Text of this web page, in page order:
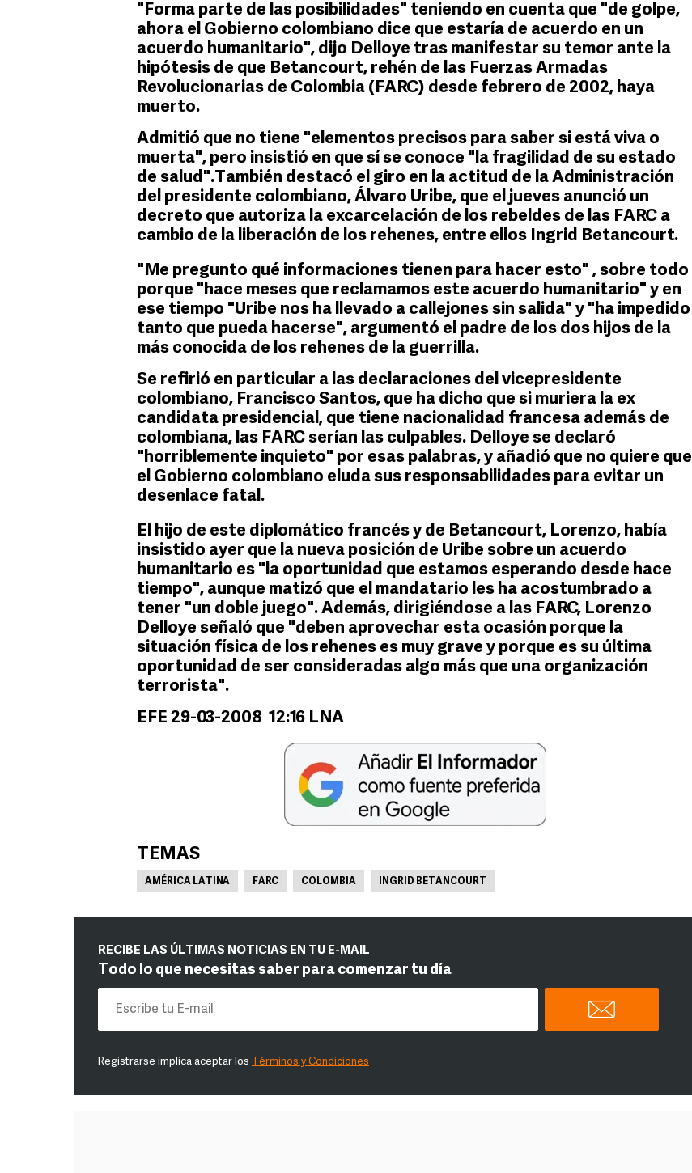
"Forma parte de las posibilidades" teniendo en cuenta que "de golpe,
ahora el Gobierno colombiano dice que estaría de acuerdo en un
acuerdo humanitario", dijo Delloye tras manifestar su temor ante la
hipótesis de que Betancourt, rehén de las Fuerzas Armadas
Revolucionarias de Colombia (FARC) desde febrero de 2002, haya
muerto.
Admitió que no tiene "elementos precisos para saber si está viva o
muerta", pero insistió en que sí se conoce "la fragilidad de su estado
de salud".También destacó el giro en la actitud de la Administración
del presidente colombiano, Álvaro Uribe, que el jueves anunció un
decreto que autoriza la excarcelación de los rebeldes de las FARC a
cambio de la liberación de los rehenes, entre ellos Ingrid Betancourt.
"Me pregunto qué informaciones tienen para hacer esto" , sobre todo
porque "hace meses que reclamamos este acuerdo humanitario" y en
ese tiempo "Uribe nos ha llevado a callejones sin salida" y "ha impedido
tanto que pueda hacerse", argumentó el padre de los dos hijos de la
más conocida de los rehenes de la guerrilla.
Se refirió en particular a las declaraciones del vicepresidente
colombiano, Francisco Santos, que ha dicho que si muriera la ex
candidata presidencial, que tiene nacionalidad francesa además de
colombiana, las FARC serían las culpables. Delloye se declaró
"horriblemente inquieto" por esas palabras, y añadió que no quiere que
el Gobierno colombiano eluda sus responsabilidades para evitar un
desenlace fatal.
El hijo de este diplomático francés y de Betancourt, Lorenzo, había
insistido ayer que la nueva posición de Uribe sobre un acuerdo
humanitario es "la oportunidad que estamos esperando desde hace
tiempo", aunque matizó que el mandatario les ha acostumbrado a
tener "un doble juego". Además, dirigiéndose a las FARC, Lorenzo
Delloye señaló que "deben aprovechar esta ocasión porque la
situación física de los rehenes es muy grave y porque es su última
oportunidad de ser consideradas algo más que una organización
terrorista".
EFE 29-03-2008 12:16 LNA
TEMAS
AMÉRICA LATINA FARC COLOMBIA INGRID BETANCOURT
RECIBE LAS ÚLTIMAS NOTICIAS EN TU E-MAIL
Todo lo que necesitas saber para comenzar tu día
Registrarse implica aceptar los Términos y Condiciones